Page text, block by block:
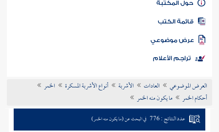
المكتبة
الكتب
موضوعي
تراجم الأعلام
العرض الموضوعي العادات الأشربة أنواع الأشربة المسكرة
الخمر
أحكام الخمر
ما يكون منه الخمر
عدد النتائج : 776 في البحث عن (ما يكون منه الخمر)